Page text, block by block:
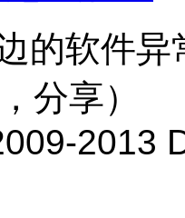
的软件
分享）
2013